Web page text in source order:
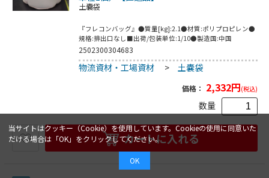
当サイトはクッキー（Cookie）を使用しています。Cookieの使用に同意いた
だける場合は「OK」をクリックしてください。
OK
土嚢袋
『フレコンバッグ』●質量[kg]:2.1●材質:ポリプロピレン●
規格:排出口なし■出荷/包装単位:1/10●製造国:中国
2502300304683
物流資材・工場資材 > 土嚢袋
価格： 2,332円(税込)
数量
カートに入れる